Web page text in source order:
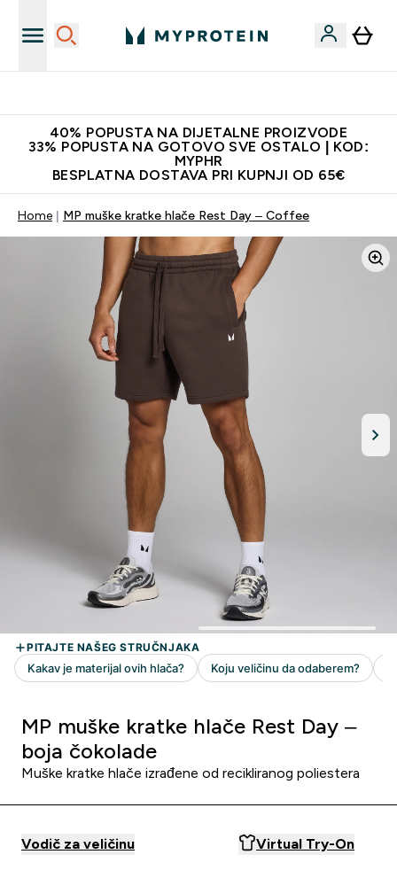
40% POPUSTA NA DIJETALNE PROIZVODE
33% POPUSTA NA GOTOVO SVE OSTALO | KOD:
MYPHR
BESPLATNA DOSTAVA PRI KUPNJI OD 65€
Home MP muške kratke hlače Rest Day – Coffee
MP muške kratke hlače Rest Day –
boja čokolade
Muške kratke hlače izrađene od recikliranog poliestera
Vodič za veličinu Virtual Try-On